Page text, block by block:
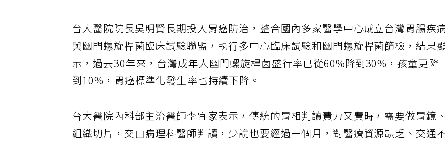
台大醫院院長吳明賢長期投入胃癌防治，整合國內多家醫學中心成立台灣胃腸疾
與幽門螺旋桿菌臨床試驗聯盟，執行多中心臨床試驗和幽門螺旋桿菌篩檢，結果
示，過去30年來，台灣成年人幽門螺旋桿菌盛行率已從60%降到30%，孩童更降
到10%，胃癌標準化發生率也持續下降。
台大醫院內科部主治醫師李宜家表示，傳統的胃相判讀費力又費時，需要做胃鏡、
組織切片，交由病理科醫師判讀，少說也要經過一個月，對醫療資源缺乏、交通